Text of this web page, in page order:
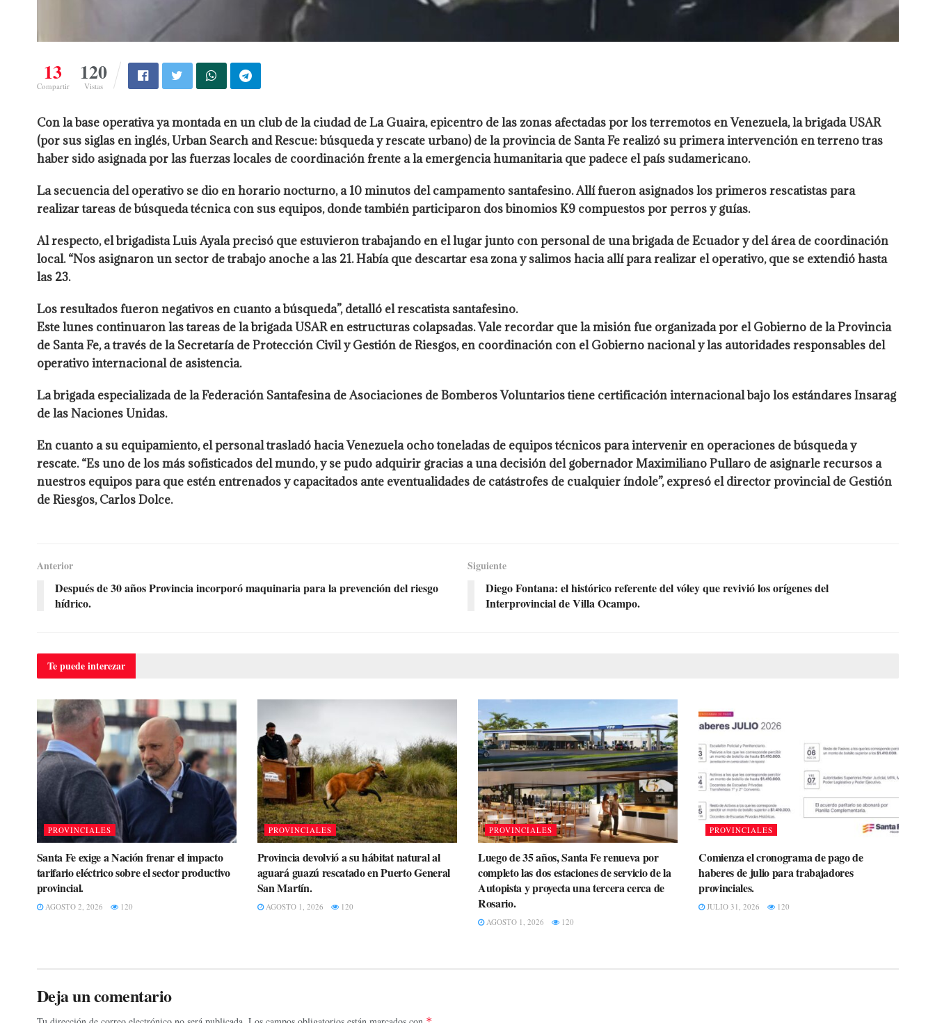
13
Compartir
120
Vistas
Con la base operativa ya montada en un club de la ciudad de La Guaira, epicentro de las zonas afectadas por los terremotos en Venezuela, la brigada USAR
(por sus siglas en inglés, Urban Search and Rescue: búsqueda y rescate urbano) de la provincia de Santa Fe realizó su primera intervención en terreno tras
haber sido asignada por las fuerzas locales de coordinación frente a la emergencia humanitaria que padece el país sudamericano.
La secuencia del operativo se dio en horario nocturno, a 10 minutos del campamento santafesino. Allí fueron asignados los primeros rescatistas para
realizar tareas de búsqueda técnica con sus equipos, donde también participaron dos binomios K9 compuestos por perros y guías.
Al respecto, el brigadista Luis Ayala precisó que estuvieron trabajando en el lugar junto con personal de una brigada de Ecuador y del área de coordinación
local. “Nos asignaron un sector de trabajo anoche a las 21. Había que descartar esa zona y salimos hacia allí para realizar el operativo, que se extendió hasta
las 23.
Los resultados fueron negativos en cuanto a búsqueda”, detalló el rescatista santafesino.
Este lunes continuaron las tareas de la brigada USAR en estructuras colapsadas. Vale recordar que la misión fue organizada por el Gobierno de la Provincia
de Santa Fe, a través de la Secretaría de Protección Civil y Gestión de Riesgos, en coordinación con el Gobierno nacional y las autoridades responsables del
operativo internacional de asistencia.
La brigada especializada de la Federación Santafesina de Asociaciones de Bomberos Voluntarios tiene certificación internacional bajo los estándares Insarag
de las Naciones Unidas.
En cuanto a su equipamiento, el personal trasladó hacia Venezuela ocho toneladas de equipos técnicos para intervenir en operaciones de búsqueda y
rescate. “Es uno de los más sofisticados del mundo, y se pudo adquirir gracias a una decisión del gobernador Maximiliano Pullaro de asignarle recursos a
nuestros equipos para que estén entrenados y capacitados ante eventualidades de catástrofes de cualquier índole”, expresó el director provincial de Gestión
de Riesgos, Carlos Dolce.
Anterior
Después de 30 años Provincia incorporó maquinaria para la prevención del riesgo
hídrico.
Siguiente
Diego Fontana: el histórico referente del vóley que revivió los orígenes del
Interprovincial de Villa Ocampo.
Te puedeinterezar
PROVINCIALES
Santa Fe exige a Nación frenar el impacto
tarifario eléctrico sobre el sector productivo
provincial.
AGOSTO 2, 2026 120
PROVINCIALES
Provincia devolvió a su hábitat natural al
aguará guazú rescatado en Puerto General
San Martín.
AGOSTO 1, 2026 120
PROVINCIALES
Luego de 35 años, Santa Fe renueva por
completo las dos estaciones de servicio de la
Autopista y proyecta una tercera cerca de
Rosario.
AGOSTO 1, 2026 120
PROVINCIALES
Comienza el cronograma de pago de
haberes de julio para trabajadores
provinciales.
JULIO 31, 2026 120
Deja un comentario